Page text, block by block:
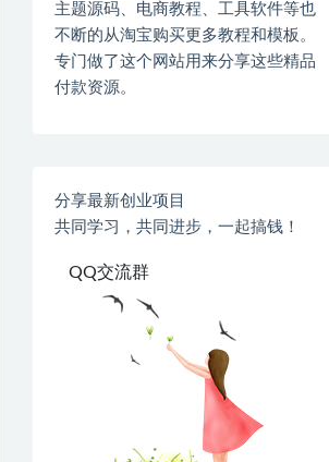
主题源码、电商教程、工具软件等也
不断的从淘宝购买更多教程和模板。
专门做了这个网站用来分享这些精品
付款资源。
分享最新创业项目
共同学习，共同进步，一起搞钱！
QQ交流群